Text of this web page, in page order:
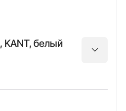
KANT, белый